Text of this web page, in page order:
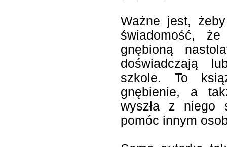
Ważne jest,
świadomość,
gnębioną
doświadczają
szkole. To
gnębienie, a
wyszła z niego
pomóc innym